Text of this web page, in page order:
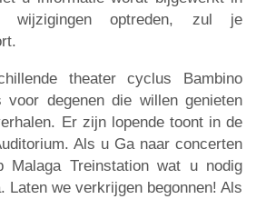
wijzigingen optreden, zul je
theater cyclus Bambino
voor degenen die willen genieten
Er zijn lopende toont in de
Als u Ga naar concerten
Malaga Treinstation wat u nodig
Laten we verkrijgen begonnen! Als